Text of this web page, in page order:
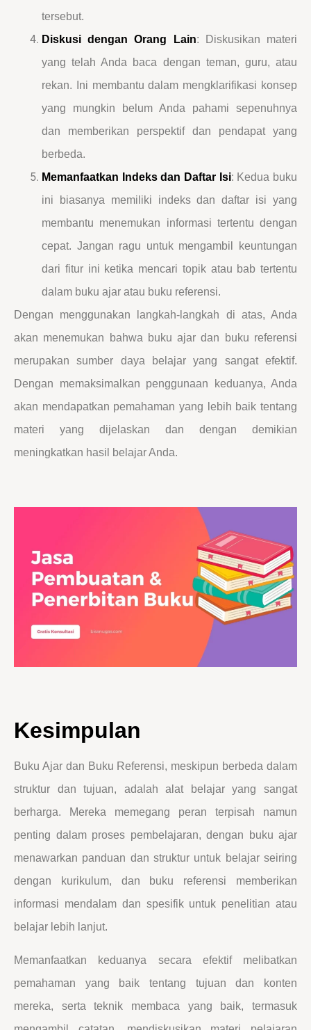
tersebut.
Diskusi dengan Orang Lain: Diskusikan materi
yang telah Anda baca dengan teman, guru, atau
rekan. Ini membantu dalam mengklarifikasi konsep
yang mungkin belum Anda pahami sepenuhnya
dan memberikan perspektif dan pendapat yang
berbeda.
Memanfaatkan Indeks dan Daftar Isi: Kedua buku
ini biasanya memiliki indeks dan daftar isi yang
membantu menemukan informasi tertentu dengan
cepat. Jangan ragu untuk mengambil keuntungan
dari fitur ini ketika mencari topik atau bab tertentu
dalam buku ajar atau buku referensi.
Dengan menggunakan langkah-langkah di atas, Anda
akan menemukan bahwa buku ajar dan buku referensi
merupakan sumber daya belajar yang sangat efektif.
Dengan memaksimalkan penggunaan keduanya, Anda
akan mendapatkan pemahaman yang lebih baik tentang
materi yang dijelaskan dan dengan demikian
meningkatkan hasil belajar Anda.
Kesimpulan
Buku Ajar dan Buku Referensi, meskipun berbeda dalam
struktur dan tujuan, adalah alat belajar yang sangat
berharga. Mereka memegang peran terpisah namun
penting dalam proses pembelajaran, dengan buku ajar
menawarkan panduan dan struktur untuk belajar seiring
dengan kurikulum, dan buku referensi memberikan
informasi mendalam dan spesifik untuk penelitian atau
belajar lebih lanjut.
Memanfaatkan keduanya secara efektif melibatkan
pemahaman yang baik tentang tujuan dan konten
mereka, serta teknik membaca yang baik, termasuk